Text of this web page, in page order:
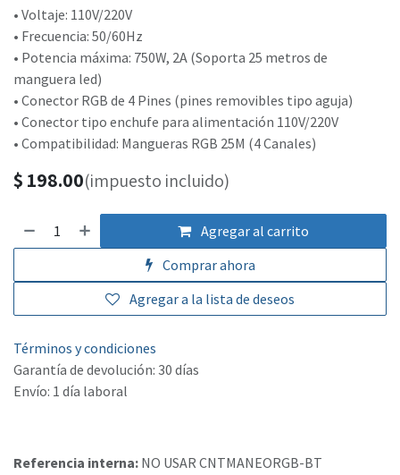
• Voltaje: 110V/220V
• Frecuencia: 50/60Hz
• Potencia máxima: 750W, 2A (Soporta 25 metros de
manguera led)
• Conector RGB de 4 Pines (pines removibles tipo aguja)
• Conector tipo enchufe para alimentación 110V/220V
• Compatibilidad: Mangueras RGB 25M (4 Canales)
$ 198.00(impuesto incluido)
Agregar al carrito
Comprar ahora
Agregar a la lista de deseos
Términos y condiciones
Garantía de devolución: 30 días
Envío: 1 día laboral
Referencia interna: NO USAR CNTMANEORGB-BT